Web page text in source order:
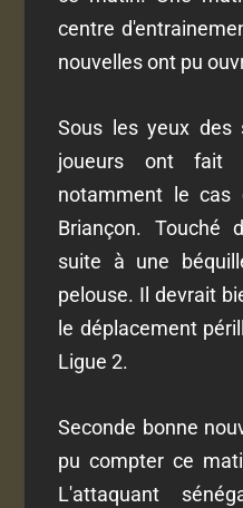
centre
nouvelles ont pu
Sous les yeux des
joueurs ont fait
notamment le cas
Briançon. Touché
suite à une
pelouse. Il devrait
le déplacement
Ligue 2.
Seconde bonne
pu compter ce
L'attaquant